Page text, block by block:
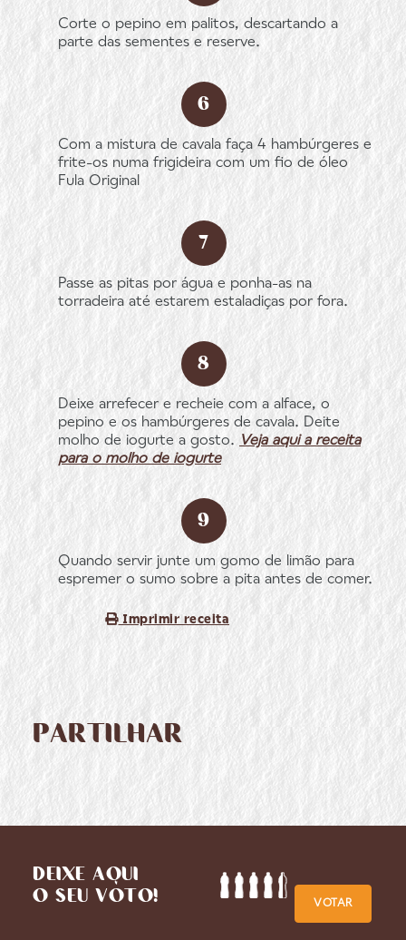
Corte o pepino em palitos, descartando a
parte das sementes e reserve.
Com a mistura de cavala faça 4 hambúrgeres e
frite-os numa frigideira com um fio de óleo
Fula Original
Passe as pitas por água e ponha-as na
torradeira até estarem estaladiças por fora.
Deixe arrefecer e recheie com a alface, o
pepino e os hambúrgeres de cavala. Deite
molho de iogurte a gosto. Veja aqui a receita
para o molho de iogurte
Quando servir junte um gomo de limão para
espremer o sumo sobre a pita antes de comer.
Imprimir receita
PARTILHAR
DEIXE AQUI
O SEU VOTO!
VOTAR